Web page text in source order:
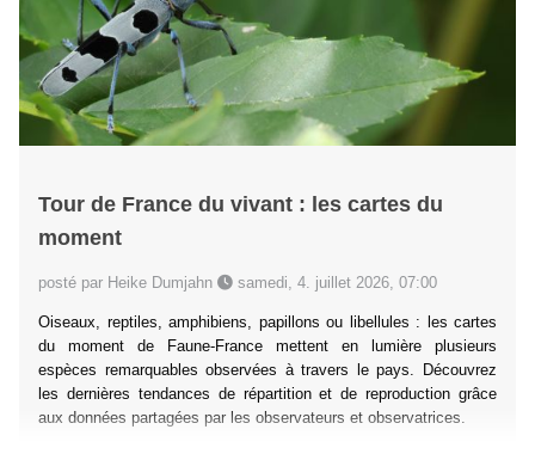
Tour de France du vivant : les cartes du
moment
posté par Heike Dumjahn samedi, 4. juillet 2026, 07:00
Oiseaux, reptiles, amphibiens, papillons ou libellules : les cartes
du moment de Faune-France mettent en lumière plusieurs
espèces remarquables observées à travers le pays. Découvrez
les dernières tendances de répartition et de reproduction grâce
aux données partagées par les observateurs et observatrices.